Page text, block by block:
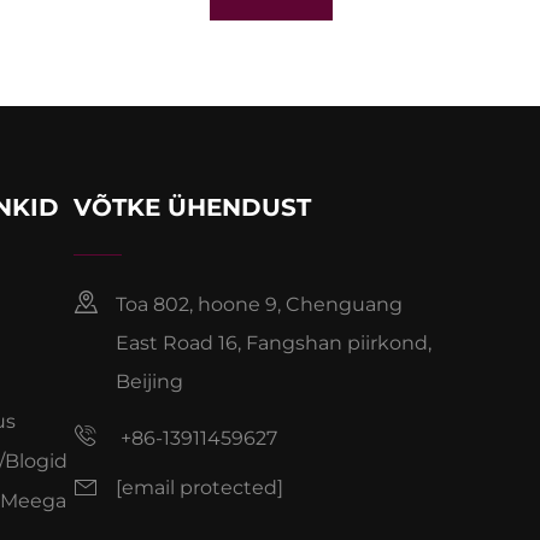
VÕTKE ÜHENDUST
Toa 802, hoone 9, Chenguang
East Road 16, Fangshan piirkond,
Beijing
+86-13911459627
[email protected]